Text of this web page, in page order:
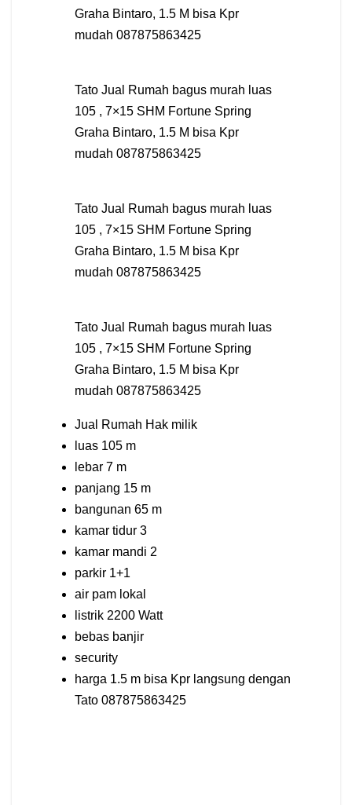
Graha Bintaro, 1.5 M bisa Kpr
mudah 087875863425
Tato Jual Rumah bagus murah luas
105 , 7×15 SHM Fortune Spring
Graha Bintaro, 1.5 M bisa Kpr
mudah 087875863425
Tato Jual Rumah bagus murah luas
105 , 7×15 SHM Fortune Spring
Graha Bintaro, 1.5 M bisa Kpr
mudah 087875863425
Tato Jual Rumah bagus murah luas
105 , 7×15 SHM Fortune Spring
Graha Bintaro, 1.5 M bisa Kpr
mudah 087875863425
Jual Rumah Hak milik
luas 105 m
lebar 7 m
panjang 15 m
bangunan 65 m
kamar tidur 3
kamar mandi 2
parkir 1+1
air pam lokal
listrik 2200 Watt
bebas banjir
security
harga 1.5 m bisa Kpr langsung dengan
Tato 087875863425